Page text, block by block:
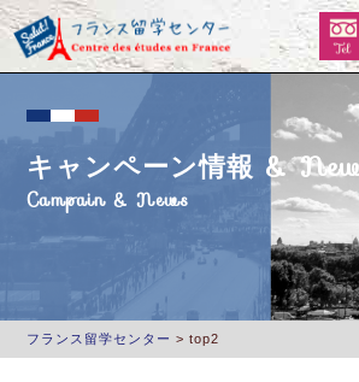
キャンペーン情報 &
Campain & News
フランス留学センター >top2